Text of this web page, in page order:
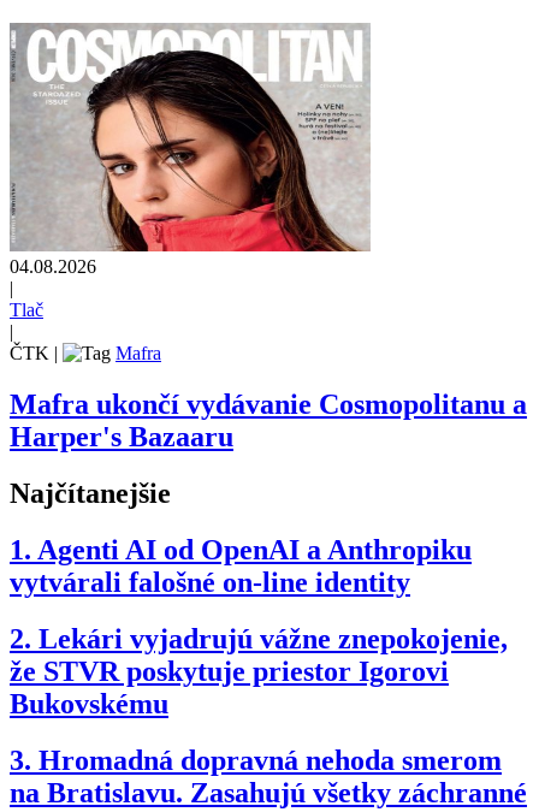
04.08.2026
|
Tlač
|
ČTK | Mafra
Mafra ukončí vydávanie Cosmopolitanu a
Harper's Bazaaru
Najčítanejšie
1. Agenti AI od OpenAI a Anthropiku
vytvárali falošné on-line identity
2. Lekári vyjadrujú vážne znepokojenie,
že STVR poskytuje priestor Igorovi
Bukovskému
3. Hromadná dopravná nehoda smerom
na Bratislavu. Zasahujú všetky záchranné